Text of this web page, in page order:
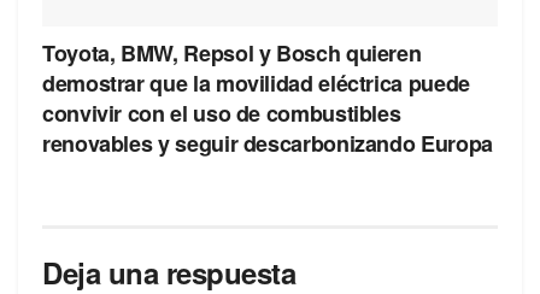
Toyota, BMW, Repsol y Bosch quieren
demostrar que la movilidad eléctrica puede
convivir con el uso de combustibles
renovables y seguir descarbonizando Europa
Deja una respuesta